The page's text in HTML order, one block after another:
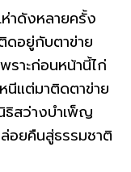
าดังหลายครั้ง
อยู่กับตาข่าย
ราะก่อนหน้านี้ไก่
นีแต่มาติดตาข่าย
ธิสว่างบําเพ็ญ
อยคืนสู่ธรรมชาติ